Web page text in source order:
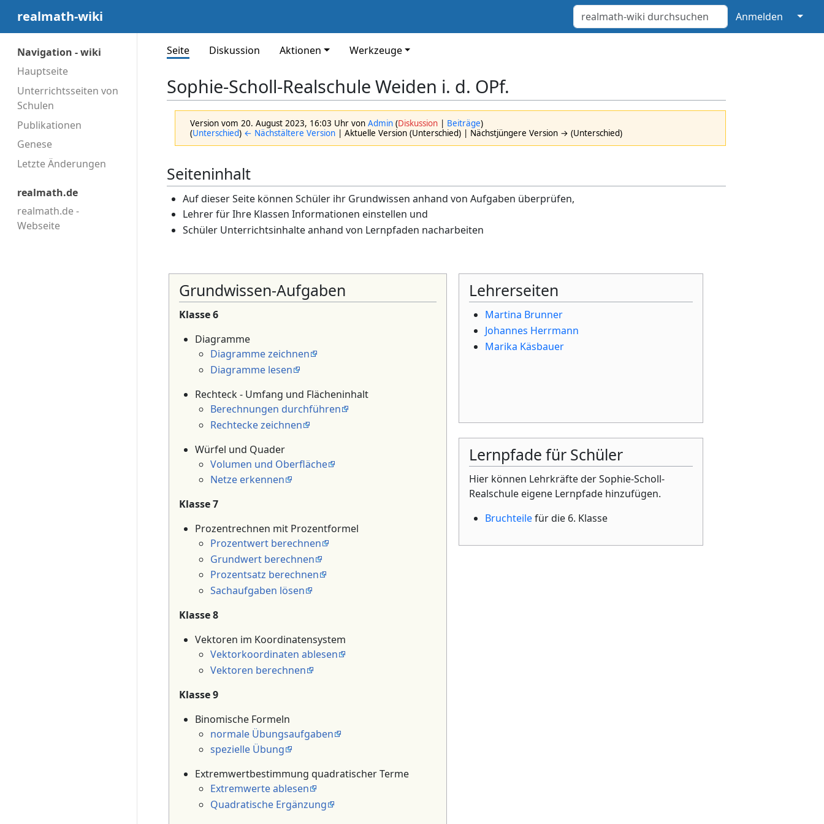
realmath-wiki Anmelden ↓
Navigation - wiki
Hauptseite
Unterrichtsseiten von
Schulen
Publikationen
Genese
Letzte Änderungen
realmath.de
realmath.de -
Webseite
Seite Diskussion Aktionen Werkzeuge
Sophie-Scholl-Realschule Weiden i. d. OPf.
Version vom 20. August 2023, 16:03 Uhr vonAdmin (Diskussion | Beiträge)
(Unterschied) ← Nächstältere Version | Aktuelle Version (Unterschied) | Nächstjüngere Version → (Unterschied)
Seiteninhalt
Auf dieser Seite können Schüler ihr Grundwissen anhand von Aufgaben überprüfen,
Lehrer für Ihre Klassen Informationen einstellen und
Schüler Unterrichtsinhalte anhand von Lernpfaden nacharbeiten
Grundwissen-Aufgaben
Klasse 6
Diagramme
Diagramme zeichnen
Diagramme lesen
Rechteck - Umfang und Flächeninhalt
Berechnungen durchführen
Rechtecke zeichnen
Würfel und Quader
Volumen und Oberfläche
Netze erkennen
Klasse 7
Prozentrechnen mit Prozentformel
Prozentwert berechnen
Grundwert berechnen
Prozentsatz berechnen
Sachaufgaben lösen
Klasse 8
Vektoren im Koordinatensystem
Vektorkoordinaten ablesen
Vektoren berechnen
Klasse 9
Binomische Formeln
normale Übungsaufgaben
spezielle Übung
Extremwertbestimmung quadratischer Terme
Extremwerte ablesen
Quadratische Ergänzung
Lehrerseiten
Martina Brunner
Johannes Herrmann
Marika Käsbauer
Lernpfade für Schüler
Hier können Lehrkräfte der Sophie-Scholl-
Realschule eigene Lernpfade hinzufügen.
Bruchteilefür die 6. Klasse